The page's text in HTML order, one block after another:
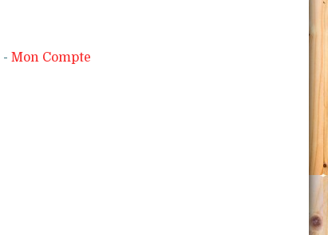
Mon Compte